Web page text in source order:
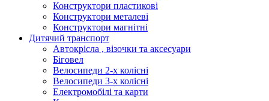
Конструктори пластикові
Конструктори металеві
Конструктори магнітні
Дитячий транспорт
Автокрісла , візочки та аксесуари
Біговел
Велосипеди 2-х колісні
Велосипеди 3-х колісні
Електромобілі та карти